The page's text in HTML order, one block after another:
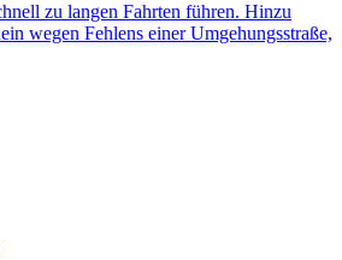
zu langen Fahrten führen. Hinzu
wegen Fehlens einer Umgehungsstraße,